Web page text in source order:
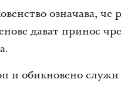
означава, че
дават принос
и обикновено служи